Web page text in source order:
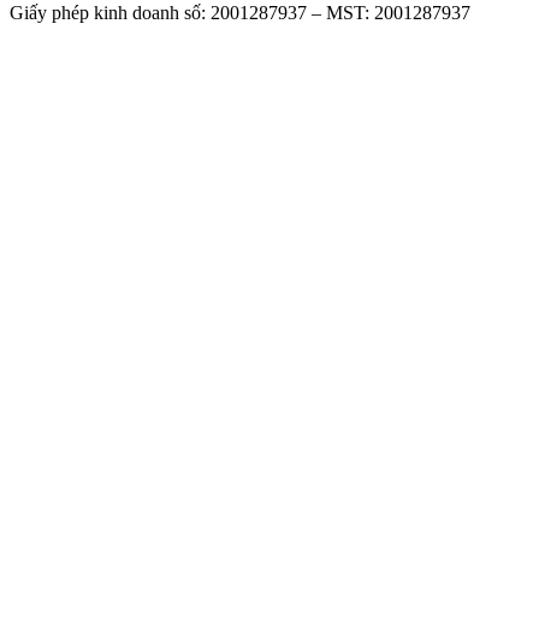
Giấy phép kinh doanh số: 2001287937 – MST: 2001287937